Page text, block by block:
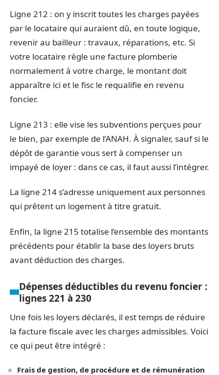
Ligne 212 : on y inscrit toutes les charges payées
par le locataire qui auraient dû, en toute logique,
revenir au bailleur : travaux, réparations, etc. Si
votre locataire règle une facture plomberie
normalement à votre charge, le montant doit
apparaître ici et le fisc le requalifie en revenu
foncier.
Ligne 213 : elle vise les subventions perçues pour
le bien, par exemple de l’ANAH. À signaler, sauf si le
dépôt de garantie vous sert à compenser un
impayé de loyer : dans ce cas, il faut aussi l’intégrer.
La ligne 214 s’adresse uniquement aux personnes
qui prêtent un logement à titre gratuit.
Enfin, la ligne 215 totalise l’ensemble des montants
précédents pour établir la base des loyers bruts
avant déduction des charges.
Dépenses déductibles du revenu foncier :
lignes 221 à 230
Une fois les loyers déclarés, il est temps de réduire
la facture fiscale avec les charges admissibles. Voici
ce qui peut être intégré :
Frais de gestion, de procédure et de rémunération